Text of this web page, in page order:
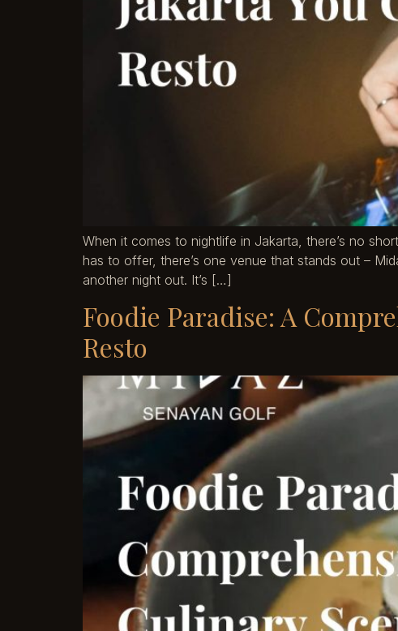
When it comes to nightlife in Jakarta, there’s no
has to offer, there’s one venue that stands out –
another night out. It’s […]
Foodie Paradise: A
Resto